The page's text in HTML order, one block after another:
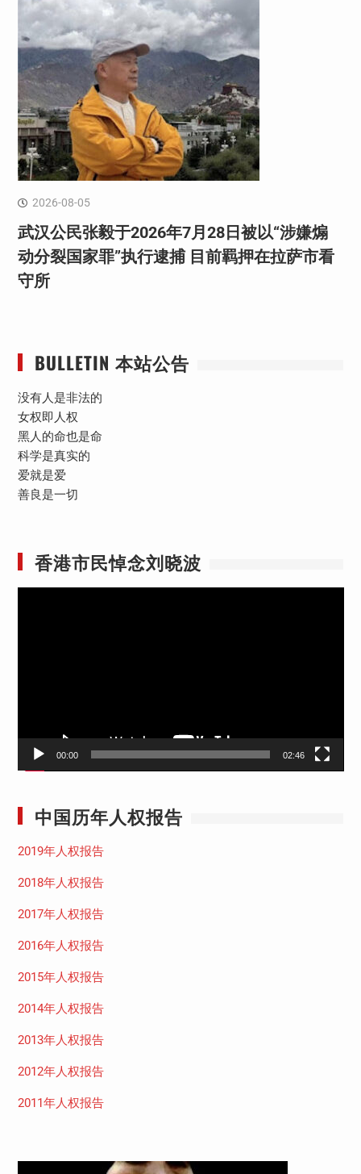
2026-08-05
武汉公民张毅于2026年7月28日被以“涉嫌煽
动分裂国家罪”执行逮捕 目前羁押在拉萨市看
守所
BULLETIN 本站公告
没有人是非法的
女权即人权
黑人的命也是命
科学是真实的
爱就是爱
善良是一切
香港市民悼念刘晓波
00:00 02:46
中国历年人权报告
2019年人权报告
2018年人权报告
2017年人权报告
2016年人权报告
2015年人权报告
2014年人权报告
2013年人权报告
2012年人权报告
2011年人权报告